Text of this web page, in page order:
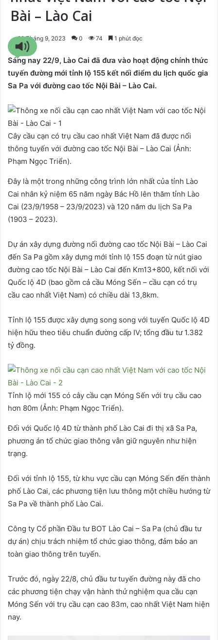
Bài – Lào Cai
22 Tháng 9, 2023 0 74 1 phút đọc
Sáng nay 22/9, Lào Cai đã đưa vào hoạt động chính thức
tuyến đường mới tỉnh lộ 155 kết nối điểm du lịch quốc gia
Sa Pa với đường cao tốc Nội Bài – Lào Cai.
Cây cầu cạn có trụ cầu cao nhất Việt Nam đã được nối
thông tuyến với đường cao tốc Nội Bài – Lào Cai (Ảnh:
Phạm Ngọc Triển).
Đây là một trong những công trình lớn nhất của tỉnh Lào
Cai nhân kỷ niệm 65 năm ngày Bác Hồ lên thăm tỉnh Lào
Cai (23/9/1958 – 23/9/2023) và 120 năm du lịch Sa Pa
(1903 – 2023).
Dự án xây dựng đường nối đường cao tốc Nội Bài – Lào Cai
đến Sa Pa gồm xây dựng mới tỉnh lộ 155 đoạn từ nút giao
đường cao tốc Nội Bài – Lào Cai đến Km13+800, kết nối với
Quốc lộ 4D (bao gồm cả cầu Móng Sến – cầu cạn có trụ
cầu cao nhất Việt Nam) có chiều dài 13,8km.
Tỉnh lộ 155 được xây dựng song song với tuyến Quốc lộ 4D
hiện hữu theo tiêu chuẩn đường cấp IV; tổng đầu tư 1.382
tỷ đồng.
Tỉnh lộ mới 155 có cây cầu cạn Móng Sến với trụ cầu cao
hơn 80m (Ảnh: Phạm Ngọc Triển).
Đối với Quốc lộ 4D từ thành phố Lào Cai đi thị xã Sa Pa,
phương án tổ chức giao thông vẫn giữ nguyên như hiện
trạng.
Đối với tỉnh lộ 155, từ khu vực cầu cạn Móng Sến đến thành
phố Lào Cai, các phương tiện lưu thông một chiều hướng từ
Sa Pa về thành phố Lào Cai.
Công ty Cổ phần Đầu tư BOT Lào Cai – Sa Pa (chủ đầu tư
dự án) chịu trách nhiệm tổ chức giao thông, đảm bảo an
toàn giao thông trên tuyến.
Trước đó, ngày 22/8, chủ đầu tư tuyến đường này đã cho
các phương tiện chạy vận hành thử nghiệm qua cầu cạn
Móng Sến với trụ cầu cạn cao 83m, cao nhất Việt Nam hiện
nay.